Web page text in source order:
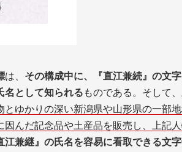
は、 その構成中に、『直江兼続』の文字
名として知られる ものである。そして
とゆかりの深い新潟県や山形県の一部
因んだ記念品や土産品を販売し、上記
江兼継』の氏名を容易に看取できる文